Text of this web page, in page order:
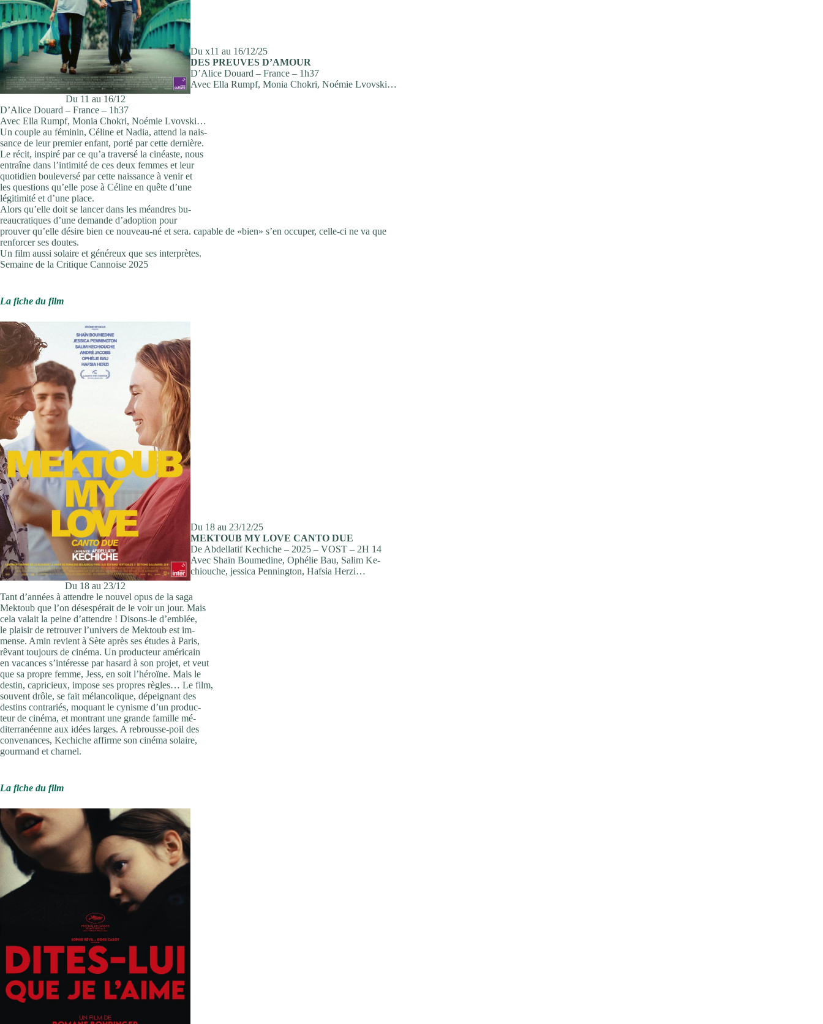
Du 11 au 16/12
Du x11 au 16/12/25
DES PREUVES D’AMOUR
D’Alice Douard – France – 1h37
Avec Ella Rumpf, Monia Chokri, Noémie Lvovski…
D’Alice Douard – France – 1h37
Avec Ella Rumpf, Monia Chokri, Noémie Lvovski…
Un couple au féminin, Céline et Nadia, attend la nais-
sance de leur premier enfant, porté par cette dernière.
Le récit, inspiré par ce qu’a traversé la cinéaste, nous
entraîne dans l’intimité de ces deux femmes et leur
quotidien bouleversé par cette naissance à venir et
les questions qu’elle pose à Céline en quête d’une
légitimité et d’une place.
Alors qu’elle doit se lancer dans les méandres bu-
reaucratiques d’une demande d’adoption pour
prouver qu’elle désire bien ce nouveau-né et sera. capable de «bien» s’en occuper, celle-ci ne va que
renforcer ses doutes.
Un film aussi solaire et généreux que ses interprètes.
Semaine de la Critique Cannoise 2025
La fiche du film
Du 18 au 23/12
Du 18 au 23/12/25
MEKTOUB MY LOVE CANTO DUE
De Abdellatif Kechiche – 2025 – VOST – 2H 14
Avec Shaïn Boumedine, Ophélie Bau, Salim Ke-
chiouche, jessica Pennington, Hafsia Herzi…
Tant d’années à attendre le nouvel opus de la saga
Mektoub que l’on désespérait de le voir un jour. Mais
cela valait la peine d’attendre ! Disons-le d’emblée,
le plaisir de retrouver l’univers de Mektoub est im-
mense. Amin revient à Sète après ses études à Paris,
rêvant toujours de cinéma. Un producteur américain
en vacances s’intéresse par hasard à son projet, et veut
que sa propre femme, Jess, en soit l’héroïne. Mais le
destin, capricieux, impose ses propres règles… Le film,
souvent drôle, se fait mélancolique, dépeignant des
destins contrariés, moquant le cynisme d’un produc-
teur de cinéma, et montrant une grande famille mé-
diterranéenne aux idées larges. A rebrousse-poil des
convenances, Kechiche affirme son cinéma solaire,
gourmand et charnel.
La fiche du film